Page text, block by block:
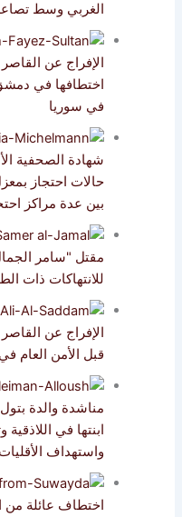
الغربي وسط
اختطافها في
في سوريا
شهادة الصحفية
حالات احتجاز
بين عدة مراكز
مقتل "سامر
للانتهاكات ذات
الإفراج عن
قبل الأمن العام
مناشدة والدة
ابنتها في
واستهداف الأقليات
اختطاف عائلة